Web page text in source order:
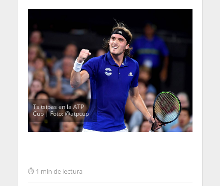
Tsitsipas en la ATP
Cup | Foto: @atpcup
1 min de lectura